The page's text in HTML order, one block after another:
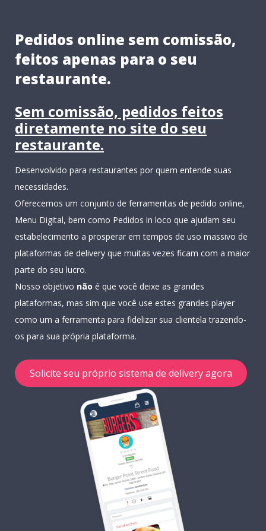
Pedidos online sem comissão,
feitos apenas para o seu
restaurante.
Sem comissão, pedidos feitos
diretamente no site do seu
restaurante.
Desenvolvido para restaurantes por quem entende suas
necessidades.
Oferecemos um conjunto de ferramentas de pedido online,
Menu Digital, bem como Pedidos in loco que ajudam seu
estabelecimento a prosperar em tempos de uso massivo de
plataformas de delivery que muitas vezes ficam com a maior
parte do seu lucro.
Nosso objetivo não é que você deixe as grandes
plataformas, mas sim que você use estes grandes player
como um a ferramenta para fidelizar sua clientela trazendo-
os para sua própria plataforma.
Solicite seu próprio sistema de delivery agora